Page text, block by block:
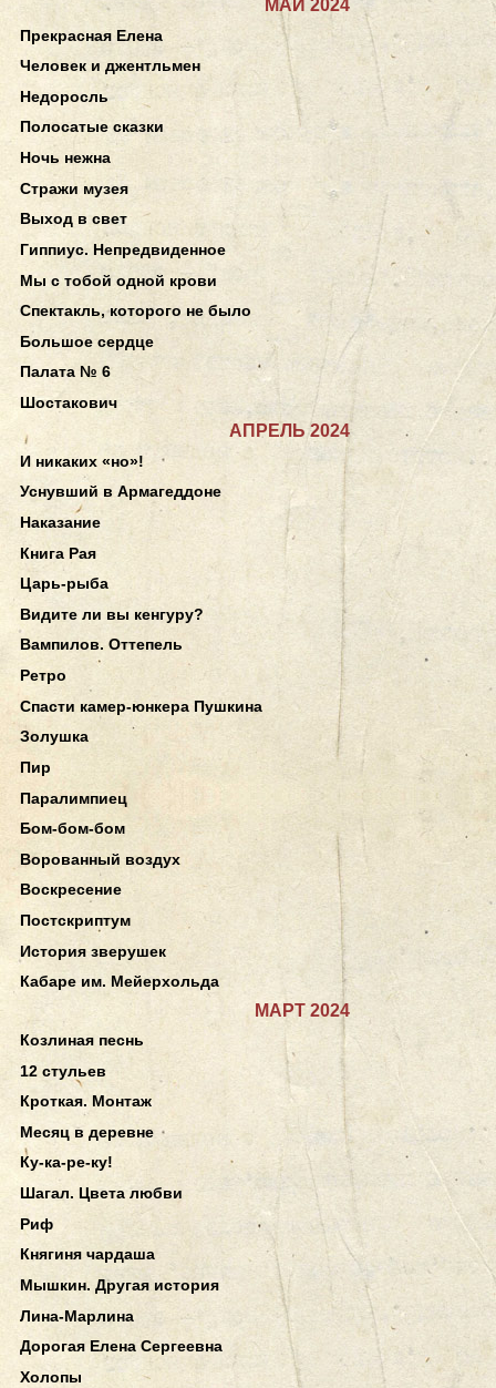
МАЙ 2024
Прекрасная Елена
Человек и джентльмен
Недоросль
Полосатые сказки
Ночь нежна
Стражи музея
Выход в свет
Гиппиус. Непредвиденное
Мы с тобой одной крови
Спектакль, которого не было
Большое сердце
Палата № 6
Шостакович
АПРЕЛЬ 2024
И никаких «но»!
Уснувший в Армагеддоне
Наказание
Книга Рая
Царь-рыба
Видите ли вы кенгуру?
Вампилов. Оттепель
Ретро
Спасти камер-юнкера Пушкина
Золушка
Пир
Паралимпиец
Бом-бом-бом
Ворованный воздух
Воскресение
Постскриптум
История зверушек
Кабаре им. Мейерхольда
МАРТ 2024
Козлиная песнь
12 стульев
Кроткая. Монтаж
Месяц в деревне
Ку-ка-ре-ку!
Шагал. Цвета любви
Риф
Княгиня чардаша
Мышкин. Другая история
Лина-Марлина
Дорогая Елена Сергеевна
Холопы